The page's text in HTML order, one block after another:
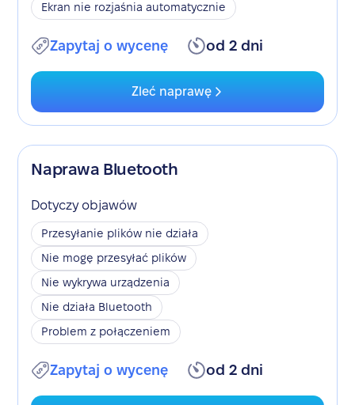
Ekran nie rozjaśnia automatycznie
Zapytaj o wycenę od 2 dni
Zleć naprawę
Naprawa Bluetooth
Dotyczy objawów
Przesyłanie plików nie działa
Nie mogę przesyłać plików
Nie wykrywa urządzenia
Nie działa Bluetooth
Problem z połączeniem
Zapytaj o wycenę od 2 dni